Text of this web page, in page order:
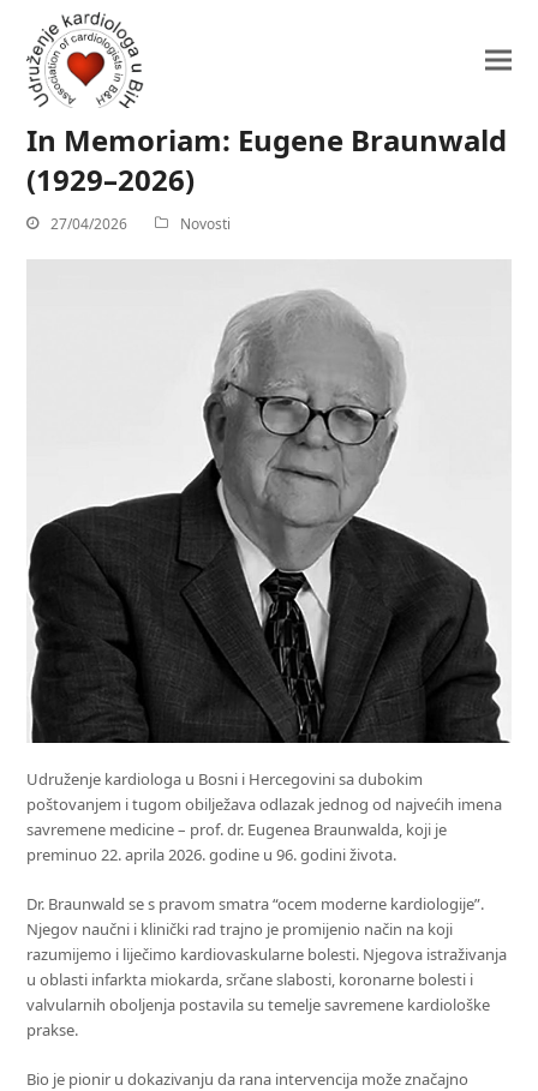
In Memoriam: Eugene Braunwald
(1929–2026)
27/04/2026 Novosti
Udruženje kardiologa u Bosni i Hercegovini sa dubokim
poštovanjem i tugom obilježava odlazak jednog od najvećih imena
savremene medicine – prof. dr. Eugenea Braunwalda, koji je
preminuo 22. aprila 2026. godine u 96. godini života.
Dr. Braunwald se s pravom smatra “ocem moderne kardiologije”.
Njegov naučni i klinički rad trajno je promijenio način na koji
razumijemo i liječimo kardiovaskularne bolesti. Njegova istraživanja
u oblasti infarkta miokarda, srčane slabosti, koronarne bolesti i
valvularnih oboljenja postavila su temelje savremene kardiološke
prakse.
Bio je pionir u dokazivanju da rana intervencija može značajno